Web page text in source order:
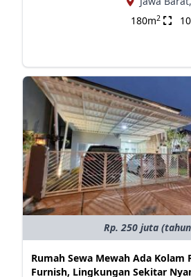
180m2
Rp. 250 juta
Rumah Sewa Mewah Ada Kolam
Furnish, Lingkungan Sekitar